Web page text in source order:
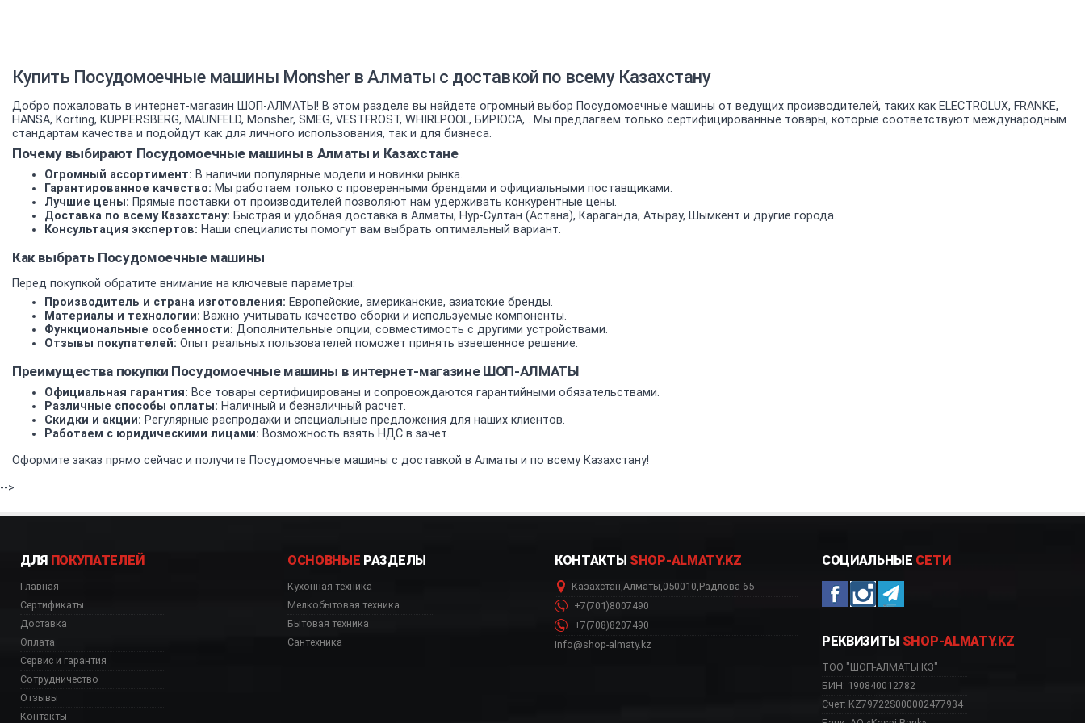
Купить Посудомоечные машины Monsher в Алматы с доставкой по всему Казахстану
Добро пожаловать в интернет-магазин ШОП-АЛМАТЫ! В этом разделе вы найдете огромный выбор Посудомоечные машины от ведущих производителей, таких как ELECTROLUX, FRANKE,
HANSA, Korting, KUPPERSBERG, MAUNFELD, Monsher, SMEG, VESTFROST, WHIRLPOOL, БИРЮСА, . Мы предлагаем только сертифицированные товары, которые соответствуют международным
стандартам качества и подойдут как для личного использования, так и для бизнеса.
Почему выбирают Посудомоечные машины в Алматы и Казахстане
Огромный ассортимент: В наличии популярные модели и новинки рынка.
Гарантированное качество: Мы работаем только с проверенными брендами и официальными поставщиками.
Лучшие цены: Прямые поставки от производителей позволяют нам удерживать конкурентные цены.
Доставка по всему Казахстану: Быстрая и удобная доставка в Алматы, Нур-Султан (Астана), Караганда, Атырау, Шымкент и другие города.
Консультация экспертов: Наши специалисты помогут вам выбрать оптимальный вариант.
Как выбрать Посудомоечные машины
Перед покупкой обратите внимание на ключевые параметры:
Производитель и страна изготовления: Европейские, американские, азиатские бренды.
Материалы и технологии: Важно учитывать качество сборки и используемые компоненты.
Функциональные особенности: Дополнительные опции, совместимость с другими устройствами.
Отзывы покупателей: Опыт реальных пользователей поможет принять взвешенное решение.
Преимущества покупки Посудомоечные машины в интернет-магазине ШОП-АЛМАТЫ
Официальная гарантия: Все товары сертифицированы и сопровождаются гарантийными обязательствами.
Различные способы оплаты: Наличный и безналичный расчет.
Скидки и акции: Регулярные распродажи и специальные предложения для наших клиентов.
Работаем с юридическими лицами: Возможность взять НДС в зачет.
Оформите заказ прямо сейчас и получите Посудомоечные машины с доставкой в Алматы и по всему Казахстану!
-->
ДЛЯ ПОКУПАТЕЛЕЙ
Главная
Сертификаты
Доставка
Оплата
Сервис и гарантия
Сотрудничество
Отзывы
Контакты
ОСНОВНЫЕ РАЗДЕЛЫ
Кухонная техника
Мелкобытовая техника
Бытовая техника
Сантехника
КОНТАКТЫ SHOP-ALMATY.KZ
Казахстан,Алматы,050010,Радлова 65
+7(701)8007490
+7(708)8207490
info@shop-almaty.kz
СОЦИАЛЬНЫЕ СЕТИ
РЕКВИЗИТЫ SHOP-ALMATY.KZ
ТОО "ШОП-АЛМАТЫ.КЗ"
БИН: 190840012782
Счет: KZ79722S000002477934